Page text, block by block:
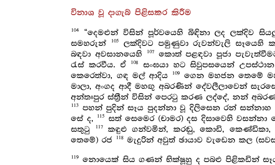
විනාශ වූ දාගැබ් පිළිසකර කිරීම
104
“දෙමළුන් විසින් පූර්වයෙහි බිඳිනා ලද ලක්දිව
සමහරුන්
105 ලක්දිවට පමුණුවා රුවන්වැලි සෑයෙහි
බඳවා අවසානයෙහි
107කොත් පළඳවා පූජා
රැස් කරවීය. ඒ
108
සංඝයා හට සිවුපසයෙන්
කෙරෙත්වා, ගඳ මල් ආදිය
109 ගෙන මහජන තෙමේ
මාලා, අංගද ආදී මහඟු අබරණින් දේවලීලාවෙන්
අන්තඃපුර ස්ත්‍රීන් විසින් පෙරටු කරණ ලද්දේ, නන්
113 පහන් පුදින් සෑය පුදන්නා වූ දිලිසෙන රන්
සේ ද,
115 සත් සෙමෙර (චාමර) දස දිසාවෙහි
සතුටු
117කඳුළු ගන්වමින්, කරඬු, කොඩි, කෙණ්ඩිකා,
තෙමේ) රජ
118 මැදුරින් අවුත් ඡායාව වැඩෙන කල
119 නොයෙක් සිය ගණන් භික්ෂූහු ද පබළු පිළිකඩින්